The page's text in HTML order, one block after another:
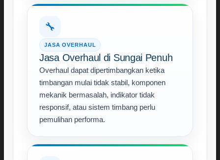
🔧
JASA OVERHAUL
Jasa Overhaul di Sungai Penuh
Overhaul dapat dipertimbangkan ketika
timbangan mulai tidak stabil, komponen
mekanik bermasalah, indikator tidak
responsif, atau sistem timbang perlu
pemulihan performa.